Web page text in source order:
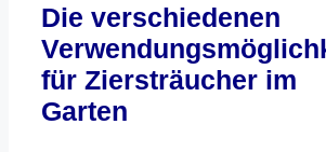
Die verschiedenen
für Ziersträucher im
Garten